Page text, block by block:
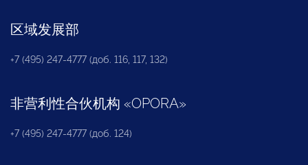
区域发展部
+7 (495) 247-4777 (доб. 116, 117, 132)
非营利性合伙机构 «OPORA»
+7 (495) 247-4777 (доб. 124)